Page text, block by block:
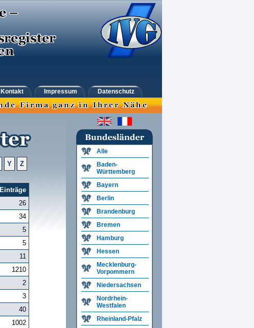
Kontakt Impressum Datenschutz
Y Z
Einträge
26
34
5
5
11
1210
2
3
40
1002
Alle
Baden-
Württemberg
Bayern
Berlin
Brandenburg
Bremen
Hamburg
Hessen
Mecklenburg-
Vorpommern
Niedersachsen
Nordrhein-
Westfalen
Rheinland-Pfalz